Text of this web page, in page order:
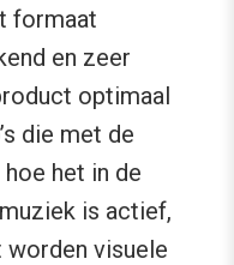
formaat
en zeer
optimaal
die met de
het in de
is actief,
worden visuele